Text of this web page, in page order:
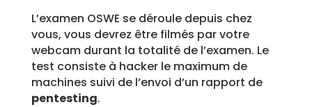
L’examen OSWE se déroule depuis chez
vous, vous devrez être filmés par votre
webcam durant la totalité de l’examen. Le
test consiste à hacker le maximum de
machines suivi de l’envoi d’un rapport de
pentesting.